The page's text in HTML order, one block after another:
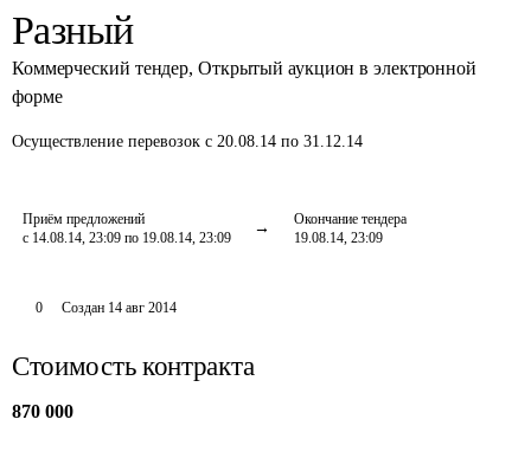
Разный
Коммерческий тендер, Открытый аукцион в электронной
форме
Осуществление перевозок с 20.08.14 по 31.12.14
Приём предложений
с 14.08.14, 23:09 по 19.08.14, 23:09
Окончание тендера
19.08.14, 23:09
0 Создан 14 авг 2014
Стоимость контракта
870 000